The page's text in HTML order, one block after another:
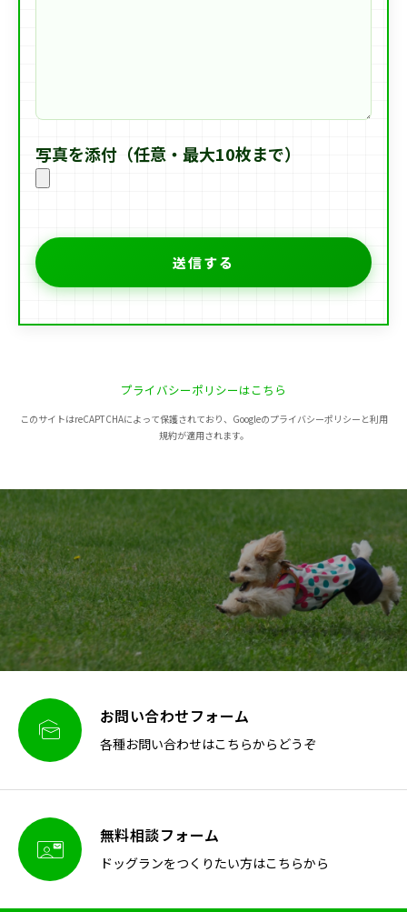
写真を添付（任意・最大10枚まで）
プライバシーポリシーはこちら
このサイトはreCAPTCHAによって保護されており、Googleのプライバシーポリシーと利用
規約が適用されます。
 お問い合わせフォーム
各種お問い合わせはこちらからどうぞ
 無料相談フォーム
ドッグランをつくりたい方はこちらから